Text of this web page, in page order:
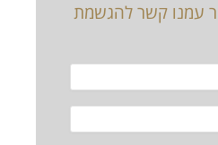
עמנו קשר להגשמת